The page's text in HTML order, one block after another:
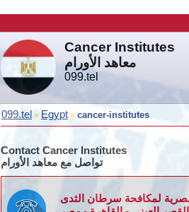
Cancer Institutes
معاهد الأورام
099.tel
099.tel » Egypt » cancer-institutes
Contact Cancer Institutes
تواصل مع معاهد الأورام
لمكافحة سرطان الثدى